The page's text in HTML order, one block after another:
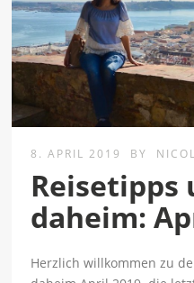
8. APRIL 2019 BY
Reisetipps
daheim:
Herzlich willkommen zu